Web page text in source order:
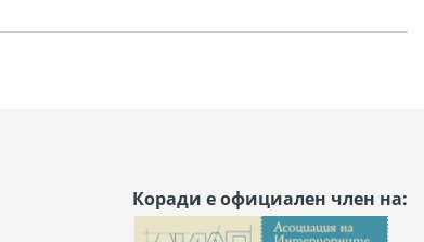
Коради е официален член на: